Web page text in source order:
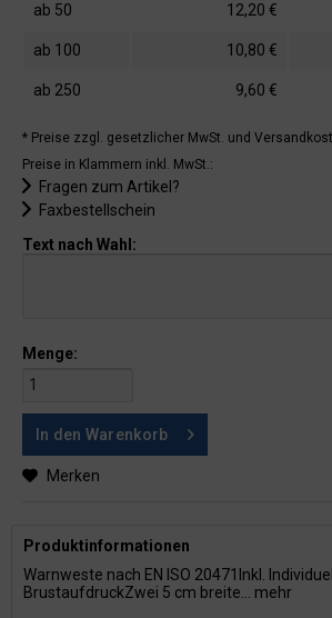
ab 50 12,20 €
ab 100 10,80 €
ab 250 9,60 €
* Preise zzgl. gesetzlicher MwSt. und
Preise in Klammern inkl. MwSt.:
Fragen zum Artikel?
Faxbestellschein
Text nach Wahl:
Menge:
In den Warenkorb
Merken
Produktinformationen
Warnweste nach EN ISO 20471Inkl.
BrustaufdruckZwei 5 cm breite...
mehr